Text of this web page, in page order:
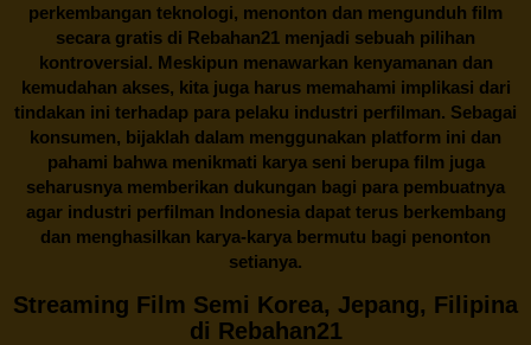
perkembangan teknologi, menonton dan mengunduh film
secara gratis di Rebahan21 menjadi sebuah pilihan
kontroversial. Meskipun menawarkan kenyamanan dan
kemudahan akses, kita juga harus memahami implikasi dari
tindakan ini terhadap para pelaku industri perfilman. Sebagai
konsumen, bijaklah dalam menggunakan platform ini dan
pahami bahwa menikmati karya seni berupa film juga
seharusnya memberikan dukungan bagi para pembuatnya
agar industri perfilman Indonesia dapat terus berkembang
dan menghasilkan karya-karya bermutu bagi penonton
setianya.
Streaming Film Semi Korea, Jepang, Filipina
di Rebahan21